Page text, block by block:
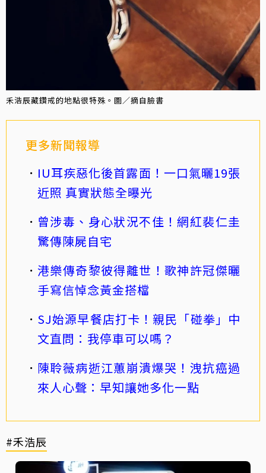
禾浩辰藏鑽戒的地點很特殊。圖／摘自臉書
更多新聞報導
IU耳疾惡化後首露面！一口氣曬19張
近照 真實狀態全曝光
曾涉毒、身心狀況不佳！網紅裴仁圭
驚傳陳屍自宅
港樂傳奇黎彼得離世！歌神許冠傑曬
手寫信悼念黃金搭檔
SJ始源早餐店打卡！親民「碰拳」中
文直問：我停車可以嗎？
陳聆薇病逝江蕙崩潰爆哭！洩抗癌過
來人心聲：早知讓她多化一點
#禾浩辰